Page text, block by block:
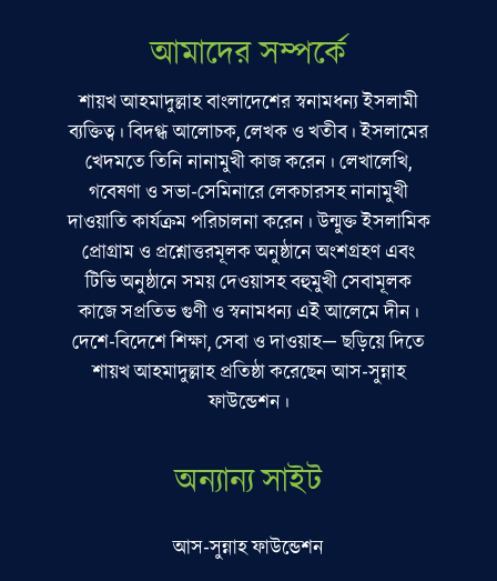
আমাদের সম্পর্কে
শায়খ আহমাদুল্লাহ বাংলাদেশের স্বনামধন্য ইসলামী
ব্যক্তিত্ব। বিদগ্ধ আলোচক, লেখক ও খতীব। ইসলামের
খেদমতে তিনি নানামুখী কাজ করেন। লেখালেখি,
গবেষণা ও সভা-সেমিনারে লেকচারসহ নানামুখী
দাওয়াতি কার্যক্রম পরিচালনা করেন। উন্মুক্ত ইসলামিক
প্রোগ্রাম ও প্রশ্নোত্তরমূলক অনুষ্ঠানে অংশগ্রহণ এবং
টিভি অনুষ্ঠানে সময় দেওয়াসহ বহুমুখী সেবামূলক
কাজে সপ্রতিভ গুণী ও স্বনামধন্য এই আলেমে দীন।
দেশে-বিদেশে শিক্ষা, সেবা ও দাওয়াহ— ছড়িয়ে দিতে
শায়খ আহমাদুল্লাহ প্রতিষ্ঠা করেছেন আস-সুন্নাহ
ফাউন্ডেশন।
অন্যান্য সাইট
আস-সুন্নাহ ফাউন্ডেশন